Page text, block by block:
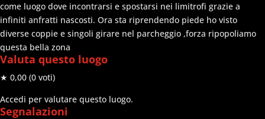
come luogo dove incontrarsi e spostarsi nei limitrofi grazie a
infiniti anfratti nascosti. Ora sta riprendendo piede ho visto
diverse coppie e singoli girare nel parcheggio ,forza ripopoliamo
questa bella zona
Valuta questo luogo
★ 0,00 (0 voti)
Accedi per valutare questo luogo.
Segnalazioni